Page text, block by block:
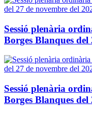
Sessió plenària
Borges Blanques
Sessió plenària
Borges Blanques